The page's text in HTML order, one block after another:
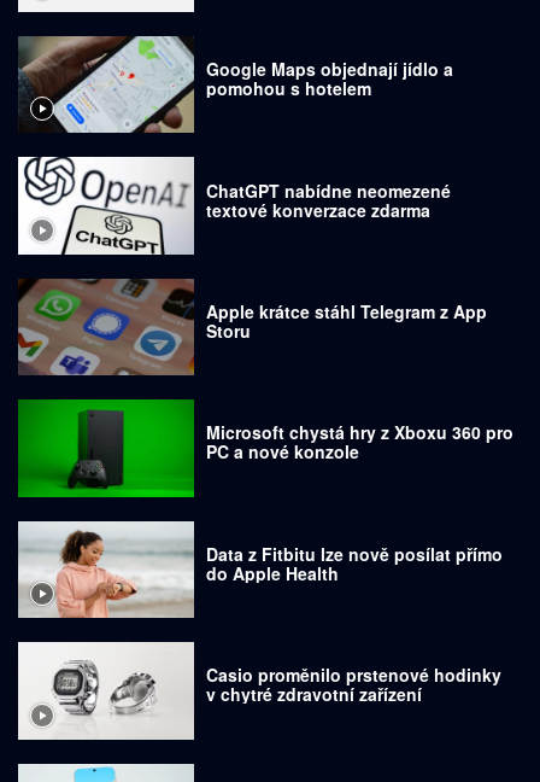
Google Maps objednají jídlo a
pomohou s hotelem
ChatGPT nabídne neomezené
textové konverzace zdarma
Apple krátce stáhl Telegram z App
Storu
Microsoft chystá hry z Xboxu 360 pro
PC a nové konzole
Data z Fitbitu lze nově posílat přímo
do Apple Health
Casio proměnilo prstenové hodinky
v chytré zdravotní zařízení